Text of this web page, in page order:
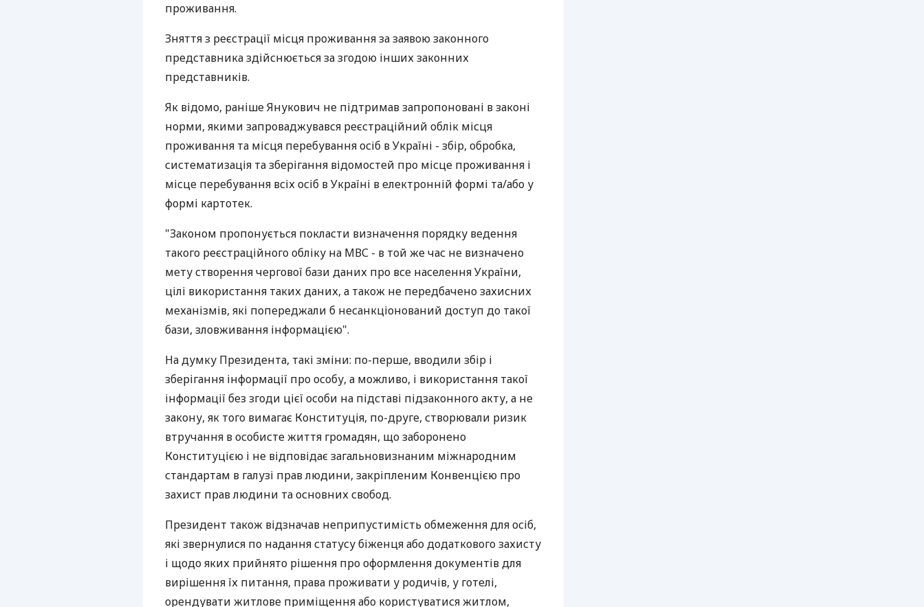
проживання.
Зняття з реєстрації місця проживання за заявою законного
представника здійснюється за згодою інших законних
представників.
Як відомо, раніше Янукович не підтримав запропоновані в законі
норми, якими запроваджувався реєстраційний облік місця
проживання та місця перебування осіб в Україні - збір, обробка,
систематизація та зберігання відомостей про місце проживання і
місце перебування всіх осіб в Україні в електронній формі та/або у
формі картотек.
"Законом пропонується покласти визначення порядку ведення
такого реєстраційного обліку на МВС - в той же час не визначено
мету створення чергової бази даних про все населення України,
цілі використання таких даних, а також не передбачено захисних
механізмів, які попереджали б несанкціонований доступ до такої
бази, зловживання інформацією".
На думку Президента, такі зміни: по-перше, вводили збір і
зберігання інформації про особу, а можливо, і використання такої
інформації без згоди цієї особи на підставі підзаконного акту, а не
закону, як того вимагає Конституція, по-друге, створювали ризик
втручання в особисте життя громадян, що заборонено
Конституцією і не відповідає загальновизнаним міжнародним
стандартам в галузі прав людини, закріпленим Конвенцією про
захист прав людини та основних свобод.
Президент також відзначав неприпустимість обмеження для осіб,
які звернулися по надання статусу біженця або додаткового захисту
і щодо яких прийнято рішення про оформлення документів для
вирішення їх питання, права проживати у родичів, у готелі,
орендувати житлове приміщення або користуватися житлом,